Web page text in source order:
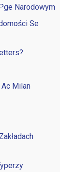
Narodowym
Se
Milan